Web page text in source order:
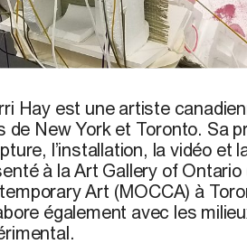
Hay est une artiste
de New York et Toronto. Sa
l’installation, la vidéo et
à la Art Gallery of
Art (MOCCA) à
également avec les